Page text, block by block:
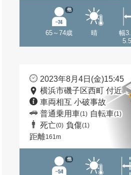
65～74歳
他
晴
幅
2023年8月4日(金)15:45
横浜市磯子区西町 付近
車両相互 小破事故
普通乗用車(1) 自転車(1)
死亡(0) 負傷(1)
距離161m
他